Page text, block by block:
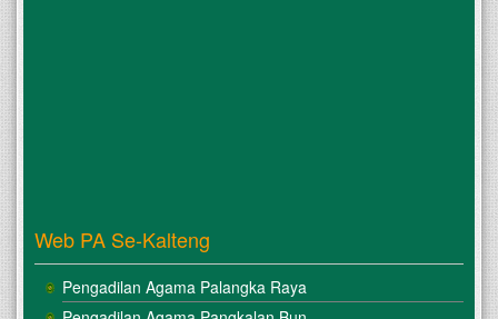
Web PA Se-Kalteng
Pengadilan Agama Palangka Raya